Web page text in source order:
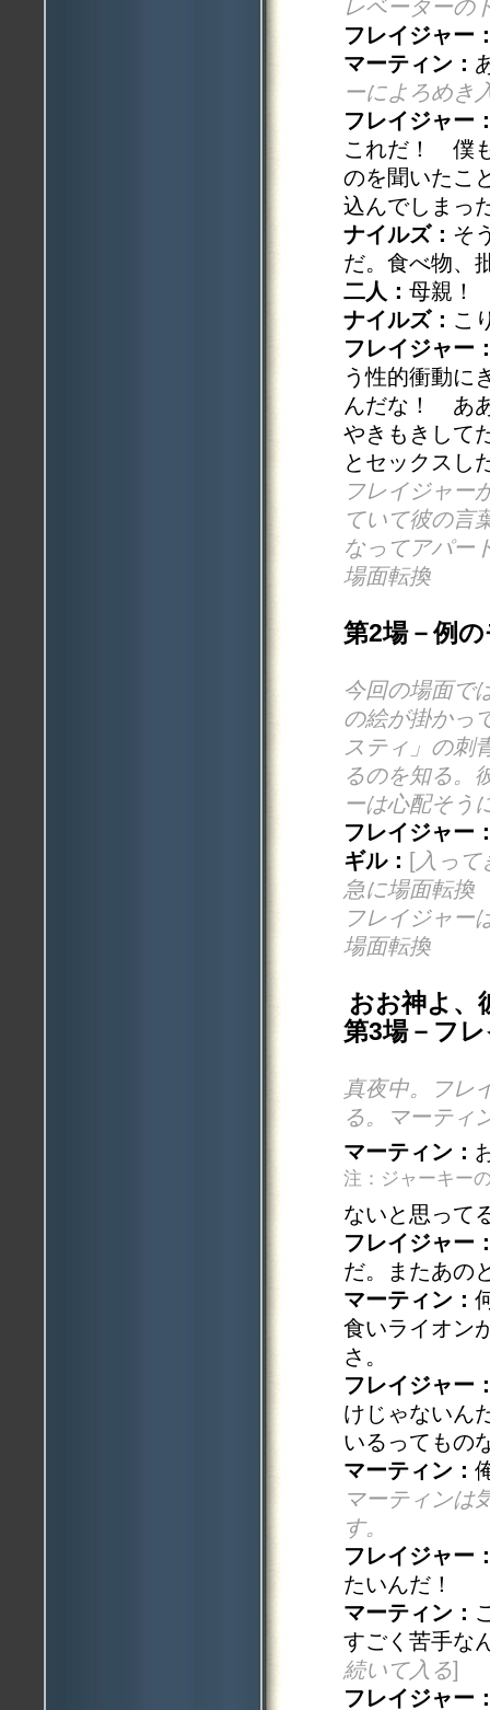
レベーターの
フレイジャー
マーティン：
ーによろめき
フレイジャー
これだ！ 僕
のを聞いたこ
込んでしまっ
ナイルズ： そ
だ。食べ物、
二人： 母親！
ナイルズ： こ
フレイジャー
う性的衝動に
んだな！ あ
やきもきして
とセックスし
フレイジャー
ていて彼の言
なってアパー
場面転換
第2場－例
今回の場面で
の絵が掛かっ
スティ」の刺
るのを知る。
ーは心配そう
フレイジャー
ギル： [入って
急に場面転換
フレイジャー
場面転換
おお神よ、
第3場－フ
真夜中。フレ
る。マーティ
マーティン：
注：ジャーキー
ないと思って
フレイジャー
だ。またあの
マーティン：
食いライオン
さ。
フレイジャー
けじゃないん
いるってもの
マーティン：
マーティンは
す。
フレイジャー
たいんだ！
マーティン：
すごく苦手な
続いて入る]
フレイジャー